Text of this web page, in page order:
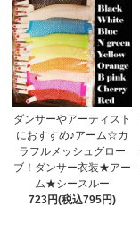
ダンサーやアーティスト
におすすめ♪アーム☆カ
ラフルメッシュグロー
ブ！ダンサー衣装★アー
ム★シースルー
723円(税込795円)